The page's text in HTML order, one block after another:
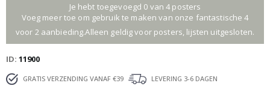
Je hebt toegevoegd 0 van 4 posters
Voeg meer toe om gebruik te maken van onze fantastische 4
voor 2 aanbieding.Alleen geldig voor posters, lijsten uitgesloten.
ID 11900
GRATIS VERZENDING VANAF €39
LEVERING 3-6 DAGEN